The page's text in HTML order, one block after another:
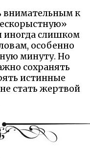
внимательным к
иногда слишком
особенно
минуту. Но
сохранять
истинные
стать жертвой